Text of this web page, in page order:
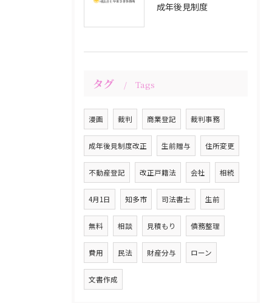
成年後見制度
タグ Tags
漫画 裁判 商業登記 裁判事務
成年後見制度改正 生前贈与 住所変更
不動産登記 改正戸籍法 会社 相続
4月1日 知多市 司法書士 生前
無料 相談 見積もり 債務整理
費用 民法 財産分与 ローン
文書作成